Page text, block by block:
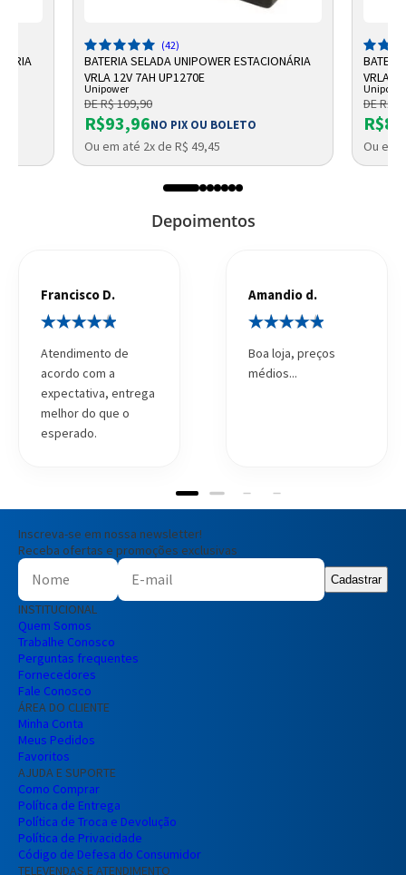
(42)
BATERIA SELADA UNIPOWER ESTACIONÁRIA
VRLA 12V 7AH UP1270E
Unipower
DE R$ 109,90
R$93,96NO PIX OU BOLETO
Ou em até 2x de R$ 49,45
VRLA
DE R$
Ou em
Depoimentos
Atendimento de
acordo com a
expectativa, entrega
melhor do que o
esperado.
Francisco D.
Boa loja, preços
médios...
Amandio d.
Inscreva-se em nossa newsletter!
Receba ofertas e promoções exclusivas
Cadastrar
INSTITUCIONAL
Quem Somos
Trabalhe Conosco
Perguntas frequentes
Fornecedores
Fale Conosco
ÁREA DO CLIENTE
Minha Conta
Meus Pedidos
Favoritos
AJUDA E SUPORTE
Como Comprar
Política de Entrega
Política de Troca e Devolução
Política de Privacidade
Código de Defesa do Consumidor
TELEVENDAS E ATENDIMENTO